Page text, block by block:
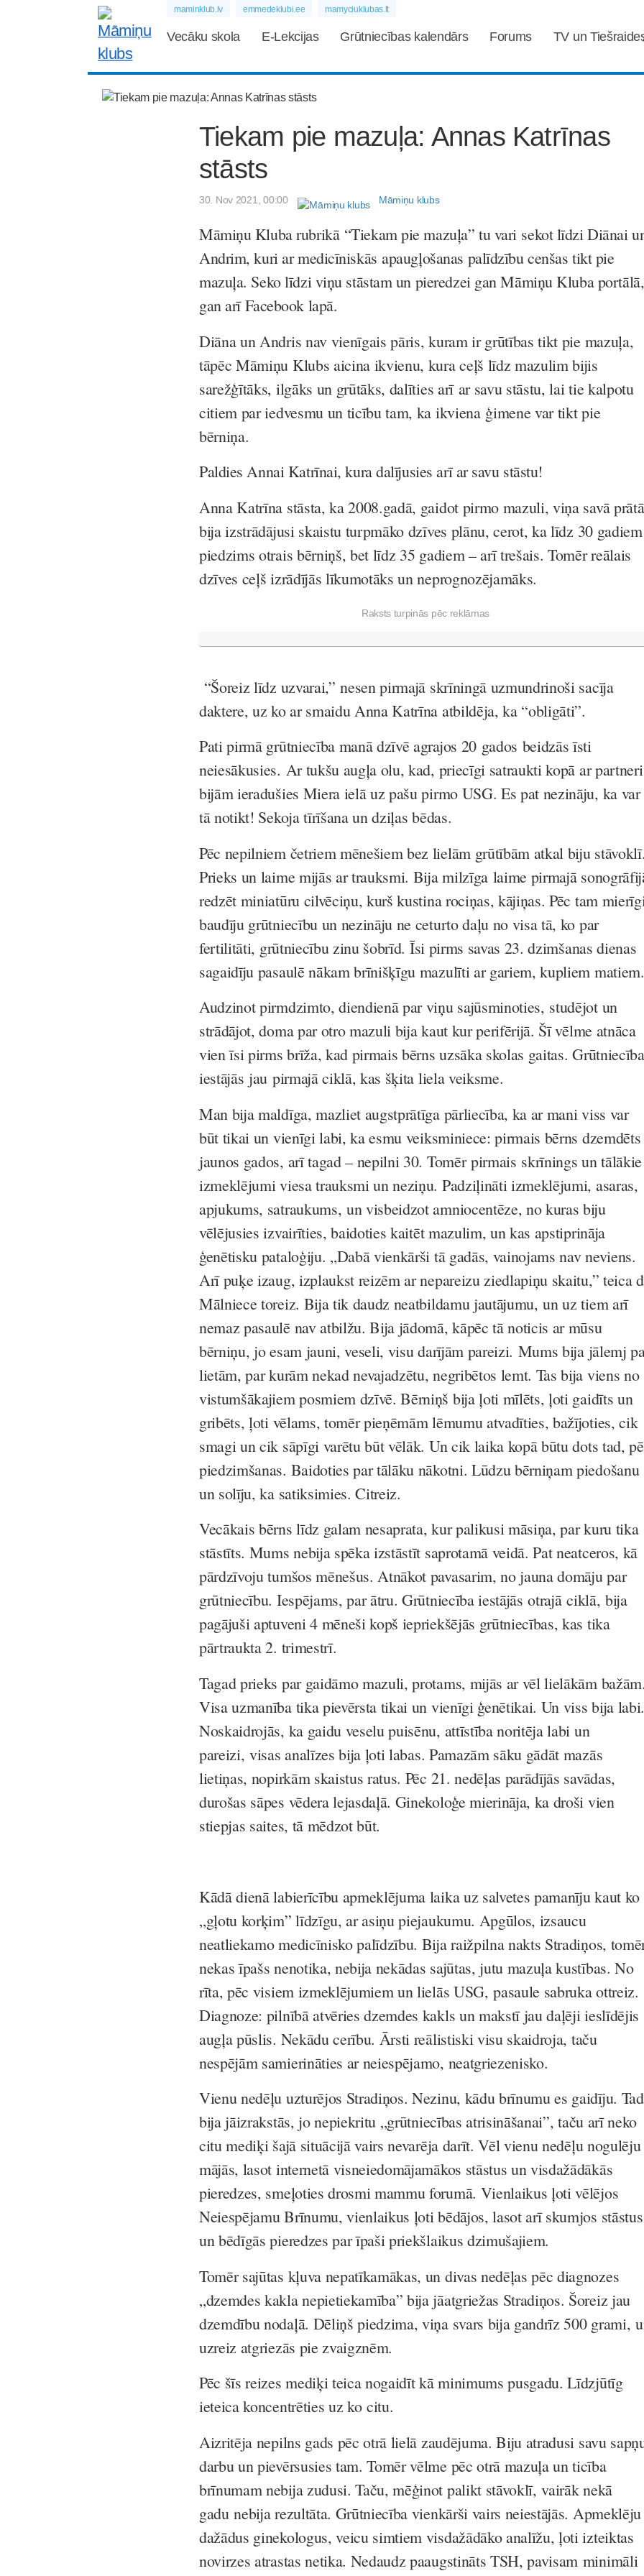
maminklub.lv emmedeklubi.ee mamyciuklubas.lt
Vecāku skola E-Lekcijas Grūtniecības kalendārs Forums TV un
Tiekam pie mazuļa: Annas Katrīnas
stāsts
30. Nov 2021, 00:00 Māmiņu klubs
Māmiņu Kluba rubrikā “Tiekam pie mazuļa” tu vari sekot līdzi Diānai
Andrim, kuri ar medicīniskās apaugļošanas palīdzību cenšas tikt pie
mazuļa. Seko līdzi viņu stāstam un pieredzei gan Māmiņu Kluba portālā,
gan arī Facebook lapā.
Diāna un Andris nav vienīgais pāris, kuram ir grūtības tikt pie mazuļa,
tāpēc Māmiņu Klubs aicina ikvienu, kura ceļš līdz mazulim bijis
sarežģītāks, ilgāks un grūtāks, dalīties arī ar savu stāstu, lai tie kalpotu
citiem par iedvesmu un ticību tam, ka ikviena ģimene var tikt pie
bērniņa.
Paldies Annai Katrīnai, kura dalījusies arī ar savu stāstu!
Anna Katrīna stāsta, ka 2008.gadā, gaidot pirmo mazuli, viņa savā prātā
bija izstrādājusi skaistu turpmāko dzīves plānu, cerot, ka līdz 30 gadiem
piedzims otrais bērniņš, bet līdz 35 gadiem – arī trešais. Tomēr reālais
dzīves ceļš izrādījās līkumotāks un neprognozējamāks.
Raksts turpinās pēc reklāmas
“Šoreiz līdz uzvarai,” nesen pirmajā skrīningā uzmundrinoši sacīja
daktere, uz ko ar smaidu Anna Katrīna atbildēja, ka “obligāti”.
Pati pirmā grūtniecība manā dzīvē agrajos 20 gados beidzās īsti
neiesākusies. Ar tukšu augļa olu, kad, priecīgi satraukti kopā ar partneri
bijām ieradušies Miera ielā uz pašu pirmo USG. Es pat nezināju, ka var
tā notikt! Sekoja tīrīšana un dziļas bēdas.
Pēc nepilniem četriem mēnešiem bez lielām grūtībām atkal biju
Prieks un laime mijās ar trauksmi. Bija milzīga laime pirmajā
redzēt miniatūru cilvēciņu, kurš kustina rociņas, kājiņas. Pēc tam
baudīju grūtniecību un nezināju ne ceturto daļu no visa tā, ko par
fertilitāti, grūtniecību zinu šobrīd. Īsi pirms savas 23. dzimšanas dienas
sagaidīju pasaulē nākam brīnišķīgu mazulīti ar gariem, kupliem matiem.
Audzinot pirmdzimto, diendienā par viņu sajūsminoties, studējot un
strādājot, doma par otro mazuli bija kaut kur perifērijā. Šī vēlme atnāca
vien īsi pirms brīža, kad pirmais bērns uzsāka skolas gaitas. Grūtniecība
iestājās jau pirmajā ciklā, kas šķita liela veiksme.
Man bija maldīga, mazliet augstprātīga pārliecība, ka ar mani viss var
būt tikai un vienīgi labi, ka esmu veiksminiece: pirmais bērns dzemdēts
jaunos gados, arī tagad – nepilni 30. Tomēr pirmais skrīnings un tālākie
izmeklējumi viesa trauksmi un neziņu. Padziļināti izmeklējumi, asaras,
apjukums, satraukums, un visbeidzot amniocentēze, no kuras biju
vēlējusies izvairīties, baidoties kaitēt mazulim, un kas apstiprināja
ģenētisku pataloģiju. „Dabā vienkārši tā gadās, vainojams nav neviens.
Arī puķe izaug, izplaukst reizēm ar nepareizu ziedlapiņu skaitu,” teica
Mālniece toreiz. Bija tik daudz neatbildamu jautājumu, un uz tiem arī
nemaz pasaulē nav atbilžu. Bija jādomā, kāpēc tā noticis ar mūsu
bērniņu, jo esam jauni, veseli, visu darījām pareizi. Mums bija jālemj
lietām, par kurām nekad nevajadzētu, negribētos lemt. Tas bija viens no
vistumšākajiem posmiem dzīvē. Bērniņš bija ļoti mīlēts, ļoti gaidīts un
gribēts, ļoti vēlams, tomēr pieņēmām lēmumu atvadīties, bažījoties, cik
smagi un cik sāpīgi varētu būt vēlāk. Un cik laika kopā būtu dots tad,
piedzimšanas. Baidoties par tālāku nākotni. Lūdzu bērniņam piedošanu
un solīju, ka satiksimies. Citreiz.
Vecākais bērns līdz galam nesaprata, kur palikusi māsiņa, par kuru tika
stāstīts. Mums nebija spēka izstāstīt saprotamā veidā. Pat neatceros, kā
pārdzīvoju tumšos mēnešus. Atnākot pavasarim, no jauna domāju par
grūtniecību. Iespējams, par ātru. Grūtniecība iestājās otrajā ciklā, bija
pagājuši aptuveni 4 mēneši kopš iepriekšējās grūtniecības, kas tika
pārtraukta 2. trimestrī.
Tagad prieks par gaidāmo mazuli, protams, mijās ar vēl lielākām
Visa uzmanība tika pievērsta tikai un vienīgi ģenētikai. Un viss bija labi.
Noskaidrojās, ka gaidu veselu puisēnu, attīstība noritēja labi un
pareizi, visas analīzes bija ļoti labas. Pamazām sāku gādāt mazās
lietiņas, nopirkām skaistus ratus. Pēc 21. nedēļas parādījās savādas,
durošas sāpes vēdera lejasdaļā. Ginekoloģe mierināja, ka droši vien
stiepjas saites, tā mēdzot būt.
Kādā dienā labierīcību apmeklējuma laika uz salvetes pamanīju kaut ko
„gļotu korķim” līdzīgu, ar asiņu piejaukumu. Apgūlos, izsaucu
neatliekamo medicīnisko palīdzību. Bija raižpilna nakts Stradiņos,
nekas īpašs nenotika, nebija nekādas sajūtas, jutu mazuļa kustības. No
rīta, pēc visiem izmeklējumiem un lielās USG, pasaule sabruka ottreiz.
Diagnoze: pilnībā atvēries dzemdes kakls un makstī jau daļēji ieslīdējis
augļa pūslis. Nekādu cerību. Ārsti reālistiski visu skaidroja, taču
nespējām samierināties ar neiespējamo, neatgriezenisko.
Vienu nedēļu uzturējos Stradiņos. Nezinu, kādu brīnumu es gaidīju. Tad
bija jāizrakstās, jo nepiekritu „grūtniecības atrisināšanai”, taču arī neko
citu mediķi šajā situācijā vairs nevarēja darīt. Vēl vienu nedēļu nogulēju
mājās, lasot internetā visneiedomājamākos stāstus un visdažādākās
pieredzes, smeļoties drosmi mammu forumā. Vienlaikus ļoti vēlējos
Neiespējamu Brīnumu, vienlaikus ļoti bēdājos, lasot arī skumjos stāstus
un bēdīgās pieredzes par īpaši priekšlaikus dzimušajiem.
Tomēr sajūtas kļuva nepatīkamākas, un divas nedēļas pēc diagnozes
„dzemdes kakla nepietiekamība” bija jāatgriežas Stradiņos. Šoreiz jau
dzemdību nodaļā. Dēliņš piedzima, viņa svars bija gandrīz 500 grami,
uzreiz atgriezās pie zvaigznēm.
Pēc šīs reizes mediķi teica nogaidīt kā minimums pusgadu. Līdzjūtīg
ieteica koncentrēties uz ko citu.
Aizritēja nepilns gads pēc otrā lielā zaudējuma. Biju atradusi savu
darbu un pievērsusies tam. Tomēr vēlme pēc otrā mazuļa un ticība
brīnumam nebija zudusi. Taču, mēģinot palikt stāvoklī, vairāk nekā
gadu nebija rezultāta. Grūtniecība vienkārši vairs neiestājās. Apmeklēju
dažādus ginekologus, veicu simtiem visdažādāko analīžu, ļoti izteiktas
novirzes atrastas netika. Nedaudz paaugstināts TSH, pavisam minimāli